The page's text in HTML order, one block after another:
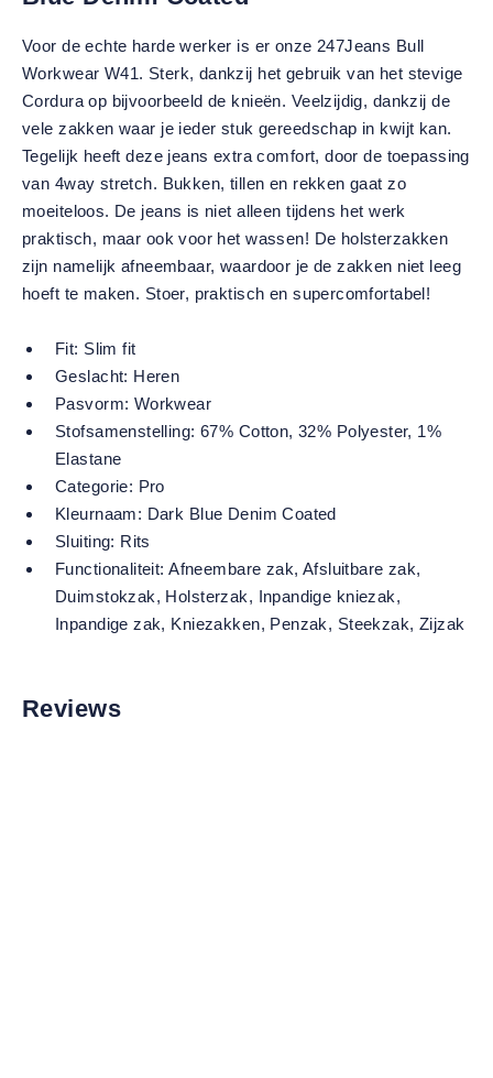
Voor de echte harde werker is er onze 247Jeans Bull
Workwear W41. Sterk, dankzij het gebruik van het stevige
Cordura op bijvoorbeeld de knieën. Veelzijdig, dankzij de
vele zakken waar je ieder stuk gereedschap in kwijt kan.
Tegelijk heeft deze jeans extra comfort, door de toepassing
van 4way stretch. Bukken, tillen en rekken gaat zo
moeiteloos. De jeans is niet alleen tijdens het werk
praktisch, maar ook voor het wassen! De holsterzakken
zijn namelijk afneembaar, waardoor je de zakken niet leeg
hoeft te maken. Stoer, praktisch en supercomfortabel!
Fit: Slim fit
Geslacht: Heren
Pasvorm: Workwear
Stofsamenstelling: 67% Cotton, 32% Polyester, 1%
Elastane
Categorie: Pro
Kleurnaam: Dark Blue Denim Coated
Sluiting: Rits
Functionaliteit:Afneembare zak, Afsluitbare zak,
Duimstokzak, Holsterzak, Inpandige kniezak,
Inpandige zak, Kniezakken, Penzak, Steekzak, Zijzak
Reviews